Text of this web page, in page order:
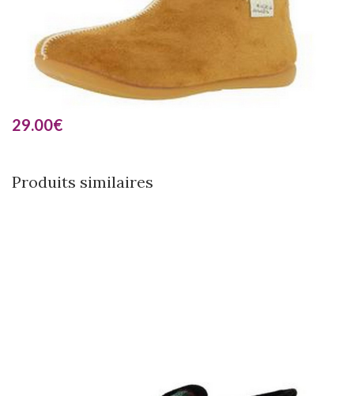
29.00€
Produits similaires